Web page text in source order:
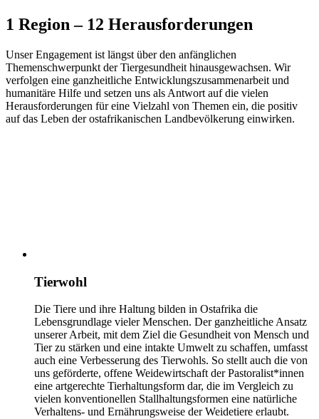
1 Region – 12 Herausforderungen
Unser Engagement ist längst über den anfänglichen
Themenschwerpunkt der Tiergesundheit hinausgewachsen. Wir
verfolgen eine ganzheitliche Entwicklungszusammenarbeit und
humanitäre Hilfe und setzen uns als Antwort auf die vielen
Herausforderungen für eine Vielzahl von Themen ein, die positiv
auf das Leben der ostafrikanischen Landbevölkerung einwirken.
Tierwohl
Die Tiere und ihre Haltung bilden in Ostafrika die
Lebensgrundlage vieler Menschen. Der ganzheitliche Ansatz
unserer Arbeit, mit dem Ziel die Gesundheit von Mensch und
Tier zu stärken und eine intakte Umwelt zu schaffen, umfasst
auch eine Verbesserung des Tierwohls. So stellt auch die von
uns geförderte, offene Weidewirtschaft der Pastoralist*innen
eine artgerechte Tierhaltungsform dar, die im Vergleich zu
vielen konventionellen Stallhaltungsformen eine natürliche
Verhaltens- und Ernährungsweise der Weidetiere erlaubt.